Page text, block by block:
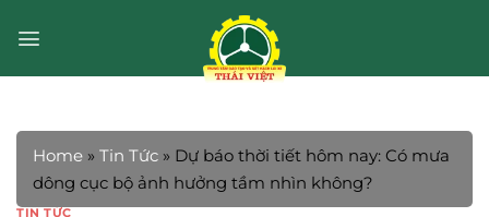
qua
Home » Tin Tức » Dự báo thời tiết hôm nay: Có mưa
dông cục bộ ảnh hưởng tầm nhìn không?
TIN TỨC